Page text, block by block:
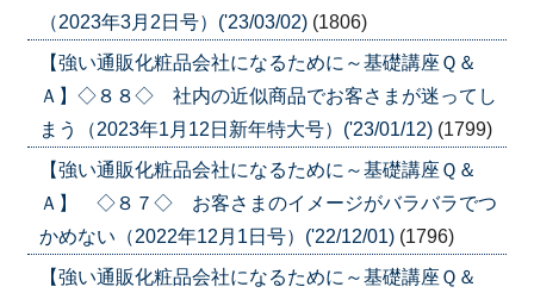
（2023年3月2日号）('23/03/02) (1806)
【強い通販化粧品会社になるために～基礎講座Ｑ＆
Ａ】◇８８◇ 社内の近似商品でお客さまが迷ってし
まう（2023年1月12日新年特大号）('23/01/12) (1799)
【強い通販化粧品会社になるために～基礎講座Ｑ＆
Ａ】 ◇８７◇ お客さまのイメージがバラバラでつ
かめない（2022年12月1日号）('22/12/01) (1796)
【強い通販化粧品会社になるために～基礎講座Ｑ＆